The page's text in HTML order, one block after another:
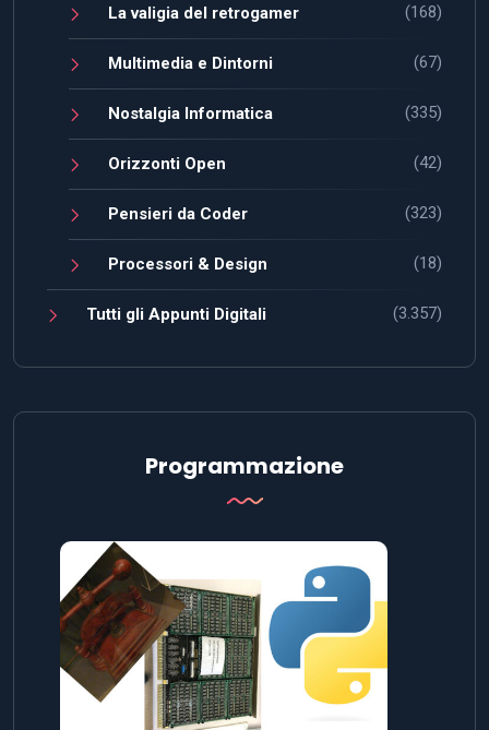
La valigia del retrogamer (168)
Multimedia e Dintorni (67)
Nostalgia Informatica (335)
Orizzonti Open (42)
Pensieri da Coder (323)
Processori & Design (18)
Tutti gli Appunti Digitali (3.357)
Programmazione